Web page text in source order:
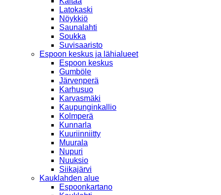
Latokaski
Nöykkiö
Saunalahti
Soukka
Suvisaaristo
Espoon keskus ja lähialueet
Espoon keskus
Gumböle
Järvenperä
Karhusuo
Karvasmäki
Kaupunginkallio
Kolmperä
Kunnarla
Kuuriinniitty
Muurala
Nupuri
Nuuksio
Siikajärvi
Kauklahden alue
Espoonkartano